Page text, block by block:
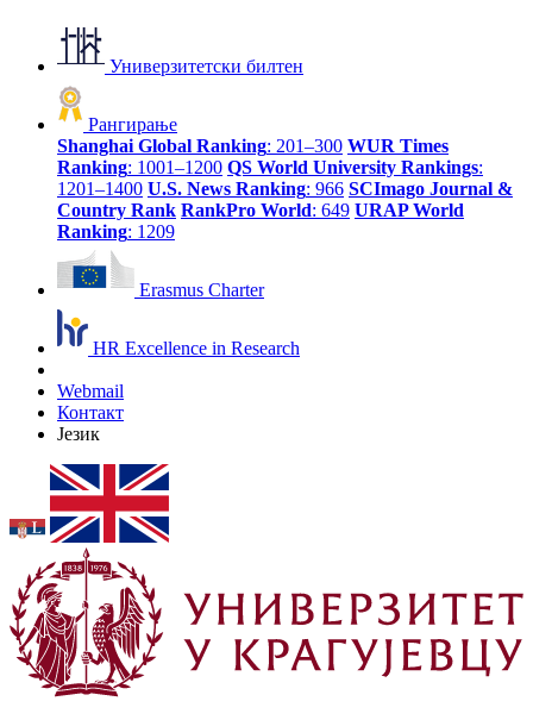
Универзитетски билтен
Рангирање
Shanghai Global Ranking: 201–300 WUR Times
Ranking: 1001–1200 QS World University Rankings:
1201–1400 U.S. News Ranking: 966 SCImago Journal &
Country Rank RankPro World: 649 URAP World
Ranking: 1209
Erasmus Charter
HR Excellence in Research
Webmail
Контакт
Језик